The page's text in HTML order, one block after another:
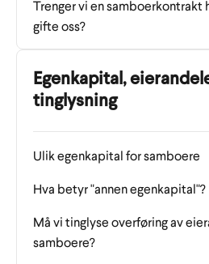
Trenger vi en samboerkontrakt
gifte oss?
Egenkapital,
tinglysning
Ulik egenkapital for samboere
Hva betyr "annen egenkapital"?
Må vi tinglyse overføring av
samboere?